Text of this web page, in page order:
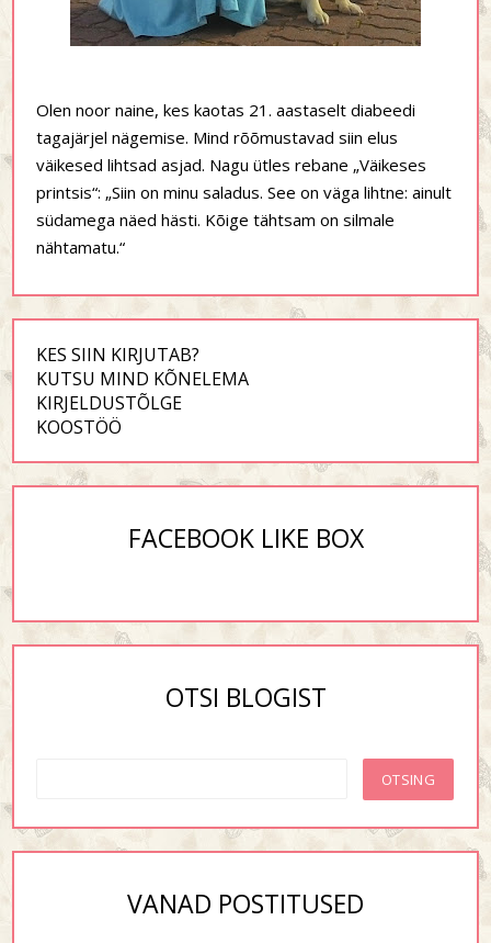
Olen noor naine, kes kaotas 21. aastaselt diabeedi
tagajärjel nägemise. Mind rõõmustavad siin elus
väikesed lihtsad asjad. Nagu ütles rebane „Väikeses
printsis“: „Siin on minu saladus. See on väga lihtne: ainult
südamega näed hästi. Kõige tähtsam on silmale
nähtamatu.“
KES SIIN KIRJUTAB?
KUTSU MIND KÕNELEMA
KIRJELDUSTÕLGE
KOOSTÖÖ
FACEBOOK LIKE BOX
OTSI BLOGIST
VANAD POSTITUSED